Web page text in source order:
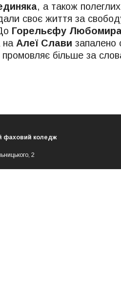
, а також
своє життя за
Горельєфу
на Алеї Слави запалено
промовляє більше за
фаховий коледж
2